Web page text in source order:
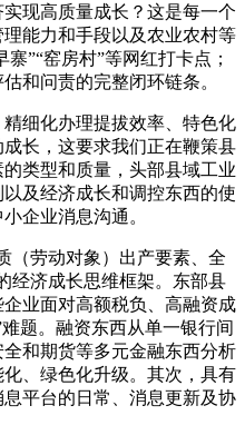
现高质量成长？这是每一个
能力和手段以及农业农村等
”“窑房村”等网红打卡点；
和问责的完整闭环链条。
细化办理提拔效率、特色化
长，这要求我们正在鞭策县
类型和质量，头部县域工业
及经济成长和调控东西的使
企业消息沟通。
劳动对象）出产要素、全
济成长思维框架。东部县
业面对高额税负、高融资成
题。融资东西从单一银行间
和期货等多元金融东西分析
、绿色化升级。其次，具有
平台的日常、消息更新及协